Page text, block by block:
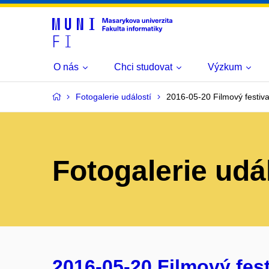
O nás Chci studovat Výzkum
Fotogalerie událostí 2016-05-20 Filmový
Fotogalerie